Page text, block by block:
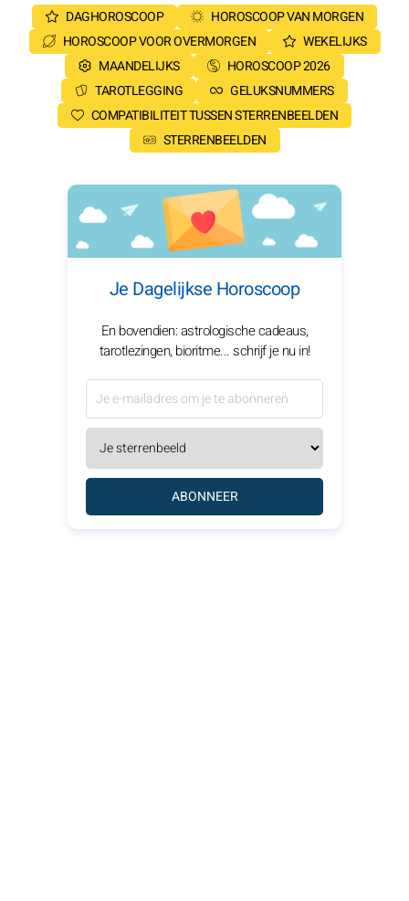
DAGHOROSCOOP
HOROSCOOP VAN MORGEN
HOROSCOOP VOOR OVERMORGEN
WEKELIJKS
MAANDELIJKS
HOROSCOOP 2026
TAROTLEGGING
GELUKSNUMMERS
COMPATIBILITEIT TUSSEN STERRENBEELDEN
STERRENBEELDEN
Je Dagelijkse Horoscoop
En bovendien: astrologische cadeaus,
tarotlezingen, bioritme... schrijf je nu in!
ABONNEER